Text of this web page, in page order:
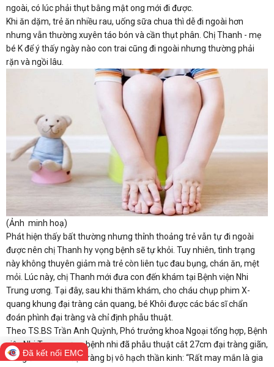
ngoài, có lúc phải thụt bằng mật ong mới đi được.
Khi ăn dặm, trẻ ăn nhiều rau, uống sữa chua thì dễ đi ngoài hơn
nhưng vẫn thường xuyên táo bón và cần thụt phân. Chị Thanh - mẹ
bé K để ý thấy ngày nào con trai cũng đi ngoài nhưng thường phải
rặn và ngồi lâu.
(Ảnh minh hoạ)
Phát hiện thấy bất thường nhưng thỉnh thoảng trẻ vẫn tự đi ngoài
được nên chị Thanh hy vọng bệnh sẽ tự khỏi. Tuy nhiên, tình trạng
này không thuyên giảm mà trẻ còn liên tục đau bụng, chán ăn, mệt
mỏi. Lúc này, chị Thanh mới đưa con đến khám tại Bệnh viện Nhi
Trung ương. Tại đây, sau khi thăm khám, cho cháu chụp phim X-
quang khung đại tràng cản quang, bé Khôi được các bác sĩ chẩn
đoán phình đại tràng và chỉ định phẫu thuật.
Theo TS.BS Trần Anh Quỳnh, Phó trưởng khoa Ngoại tổng hợp, Bệnh
viện Nhi Trung ương, bệnh nhi đã phẫu thuật cắt 27cm đại tràng giãn,
trong đó có 7cm đại tràng bị vô hạch thần kinh: “Rất may mắn là gia
Đã kết nối EMC